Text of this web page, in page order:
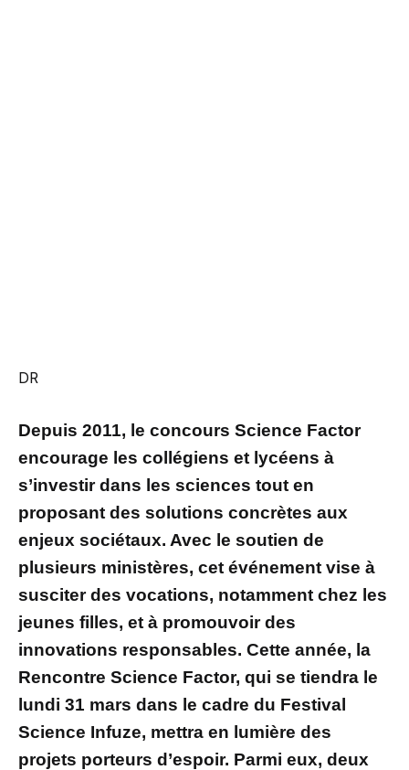
DR
Depuis 2011, le concours Science Factor
encourage les collégiens et lycéens à
s’investir dans les sciences tout en
proposant des solutions concrètes aux
enjeux sociétaux. Avec le soutien de
plusieurs ministères, cet événement vise à
susciter des vocations, notamment chez les
jeunes filles, et à promouvoir des
innovations responsables. Cette année, la
Rencontre Science Factor, qui se tiendra le
lundi 31 mars dans le cadre du Festival
Science Infuze, mettra en lumière des
projets porteurs d’espoir. Parmi eux, deux